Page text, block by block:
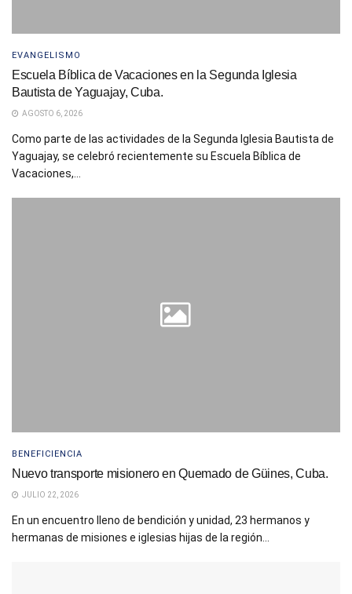
EVANGELISMO
Escuela Bíblica de Vacaciones en la Segunda Iglesia
Bautista de Yaguajay, Cuba.
AGOSTO 6, 2026
Como parte de las actividades de la Segunda Iglesia Bautista de
Yaguajay, se celebró recientemente su Escuela Bíblica de
Vacaciones,...
BENEFICIENCIA
Nuevo transporte misionero en Quemado de Güines, Cuba.
JULIO 22, 2026
En un encuentro lleno de bendición y unidad, 23 hermanos y
hermanas de misiones e iglesias hijas de la región...